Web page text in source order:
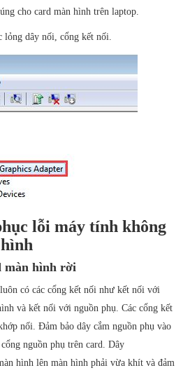
cho card màn hình trên laptop.
lỏng dây nối, cổng kết nối.
lỗi máy tính không
màn hình rời
có các cổng kết nối như kết nối với
và kết nối với nguồn phụ. Các cổng kết
nối. Đảm bảo dây cắm nguồn phụ vào
nguồn phụ trên card. Dây
hình lên màn hình phải vừa khít và đảm